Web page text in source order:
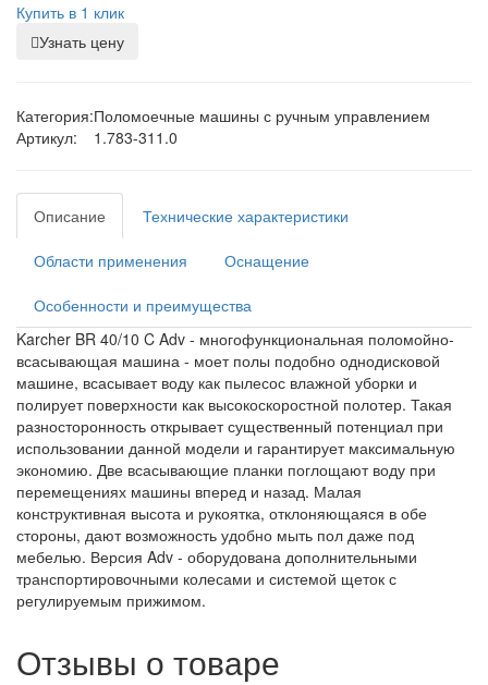
Купить в 1 клик
Узнать цену
Категория:Поломоечные машины с ручным управлением
Артикул:
1.783-311.0
Описание Технические характеристики
Области применения Оснащение
Особенности и преимущества
Karcher BR 40/10 C Adv - многофункциональная поломойно-
всасывающая машина - моет полы подобно однодисковой
машине, всасывает воду как пылесос влажной уборки и
полирует поверхности как высокоскоростной полотер. Такая
разносторонность открывает существенный потенциал при
использовании данной модели и гарантирует максимальную
экономию. Две всасывающие планки поглощают воду при
перемещениях машины вперед и назад. Малая
конструктивная высота и рукоятка, отклоняющаяся в обе
стороны, дают возможность удобно мыть пол даже под
мебелью. Версия Adv - оборудована дополнительными
транспортировочными колесами и системой щеток с
регулируемым прижимом.
Отзывы о товаре